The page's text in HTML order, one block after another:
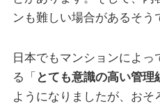
ンも難しい場合があるそう
日本でもマンションによ
る「 とても意識の高い管理
ようになりましたが、お